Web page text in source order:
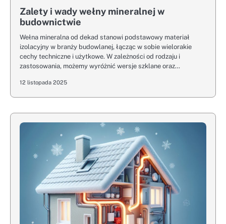
Zalety i wady wełny mineralnej w
budownictwie
Wełna mineralna od dekad stanowi podstawowy materiał
izolacyjny w branży budowlanej, łącząc w sobie wielorakie
cechy techniczne i użytkowe. W zależności od rodzaju i
zastosowania, możemy wyróżnić wersje szklane oraz…
12 listopada 2025